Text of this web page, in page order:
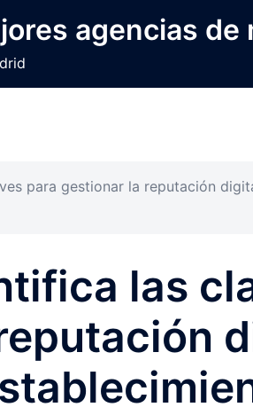
agencias
para gestionar la reputación
las